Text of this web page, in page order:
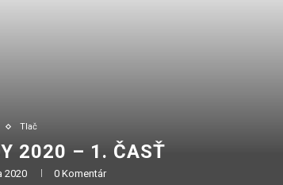
Tlač
2020 – 1. ČASŤ
2020 0 Komentár